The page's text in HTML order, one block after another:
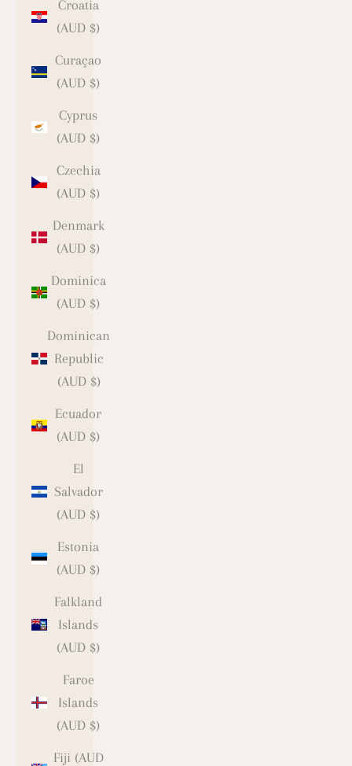
Croatia
(AUD $)
Curaçao
(AUD $)
Cyprus
(AUD $)
Czechia
(AUD $)
Denmark
(AUD $)
Dominica
(AUD $)
Dominican
Republic
(AUD $)
Ecuador
(AUD $)
El
Salvador
(AUD $)
Estonia
(AUD $)
Falkland
Islands
(AUD $)
Faroe
Islands
(AUD $)
Fiji (AUD